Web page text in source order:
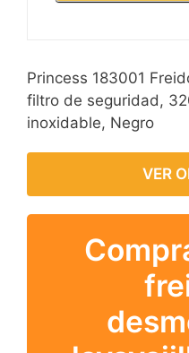
Princess 183001
filtro de seguridad,
inoxidable, Negro
VER